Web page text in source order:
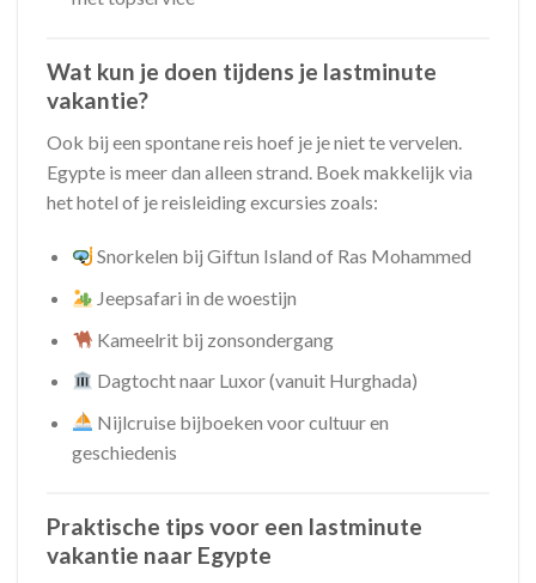
Wat kun je doen tijdens je lastminute
vakantie?
Ook bij een spontane reis hoef je je niet te vervelen.
Egypte is meer dan alleen strand. Boek makkelijk via
het hotel of je reisleiding excursies zoals:
Snorkelen bij Giftun Island of Ras Mohammed
Jeepsafari in de woestijn
Kameelrit bij zonsondergang
Dagtocht naar Luxor (vanuit Hurghada)
Nijlcruise bijboeken voor cultuur en
geschiedenis
Praktische tips voor een lastminute
vakantie naar Egypte